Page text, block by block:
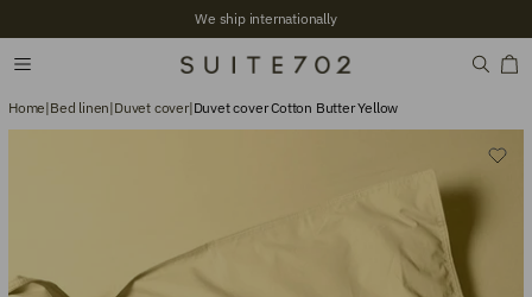
+2,700 Verified reviews
Home|Bed linen|Duvet cover|Duvet cover Cotton Butter Yellow